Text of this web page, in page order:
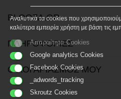
BLOOZA.GR
ΠΛΗΡΟΦΟΡΙΕΣ
Ο ΛΟΓΑΡΙΑΣΜΟΣ ΜΟΥ
Αναλυτικά τα cookies που
καλύτερα εμπειρία χρήστη με βάση τις
Απαραίτητα Cookies
Google analytics Cookies
Facebook Cookies
_adwords_tracking
Skroutz Cookies